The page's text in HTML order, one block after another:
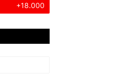
+18.000